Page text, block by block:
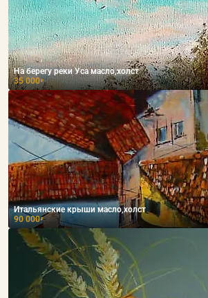
На берегу реки Уса масло,холст
35 000₽
Итальянские крыши масло,холст
90 000₽